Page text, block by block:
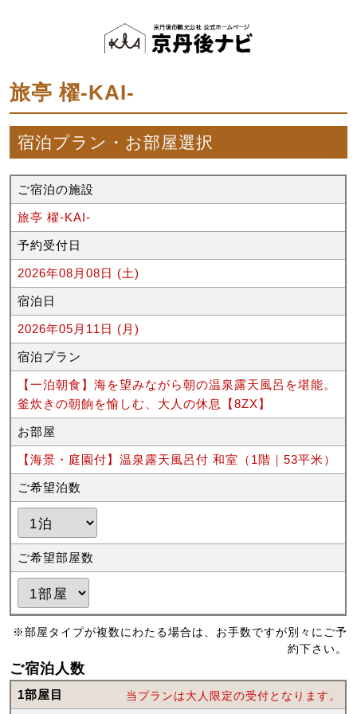
旅亭 櫂‐KAI‐
宿泊プラン・お部屋選択
ご宿泊の施設
旅亭 櫂‐KAI‐
予約受付日
2026年08月08日 (土)
宿泊日
2026年05月11日 (月)
宿泊プラン
【一泊朝食】海を望みながら朝の温泉露天風呂を堪能。
釜炊きの朝餉を愉しむ、大人の休息【8ZX】
お部屋
【海景・庭園付】温泉露天風呂付 和室（1階｜53平米）
ご希望泊数
ご希望部屋数
※部屋タイプが複数にわたる場合は、お手数ですが別々にご予
約下さい。
ご宿泊人数
1部屋目 当プランは大人限定の受付となります。